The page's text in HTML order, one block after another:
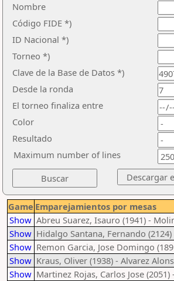
Nombre
Código FIDE *)
ID Nacional *)
Torneo *)
Clave de la Base de Datos *)
Desde la ronda
El torneo finaliza entre
Color
Resultado
Maximum number of lines
Game Emparejamientos por mesas
Show Abreu Suarez, Isauro (1941) -
Show Hidalgo Santana, Fernando
Show Remon Garcia, Jose Domingo
Show Kraus, Oliver (1938) - Alvarez
Show Martinez Rojas, Carlos Jose